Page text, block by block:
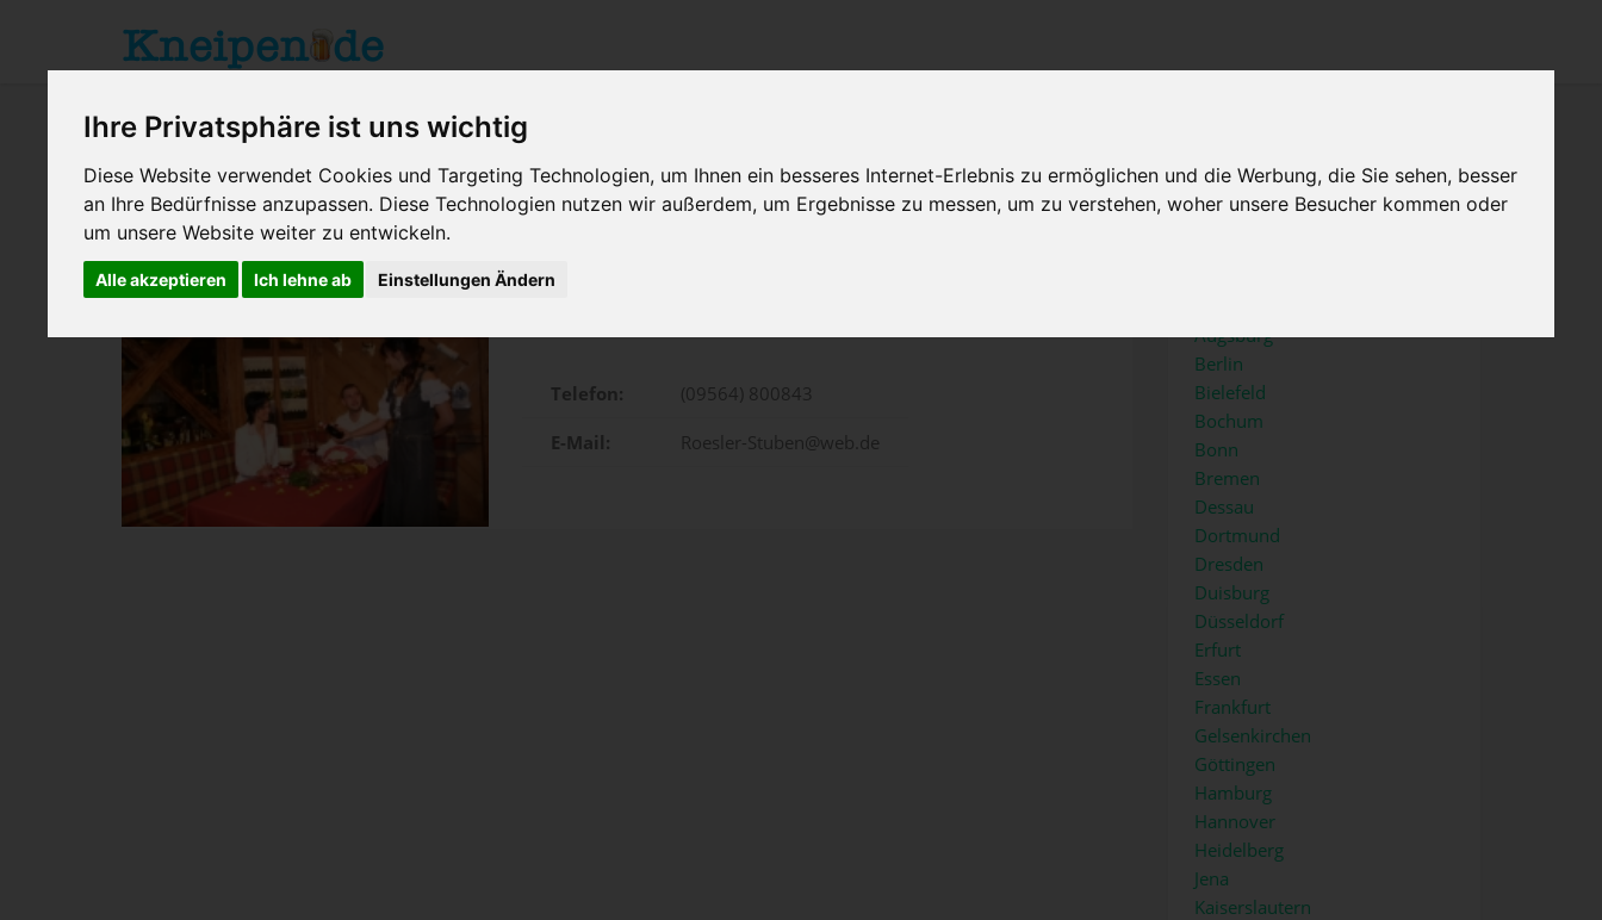
Ihre Privatsphäre ist uns wichtig
Diese Website verwendet Cookies und Targeting Technologien, um Ihnen ein besseres Internet-Erlebnis zu ermöglichen und die Werbung, die Sie sehen, besser
an Ihre Bedürfnisse anzupassen. Diese Technologien nutzen wir außerdem, um Ergebnisse zu messen, um zu verstehen, woher unsere Besucher kommen oder
um unsere Website weiter zu entwickeln.
Alle akzeptieren Ich lehne ab Einstellungen Ändern
Bad Rodach> Roesler Stuben
Telefon: (09564) 800843
E-Mail: Roesler-Stuben@web.de
Augsburg
Berlin
Bielefeld
Bochum
Bonn
Bremen
Dessau
Dortmund
Dresden
Duisburg
Düsseldorf
Erfurt
Essen
Frankfurt
Gelsenkirchen
Göttingen
Hamburg
Hannover
Heidelberg
Jena
Kaiserslautern
Impressum